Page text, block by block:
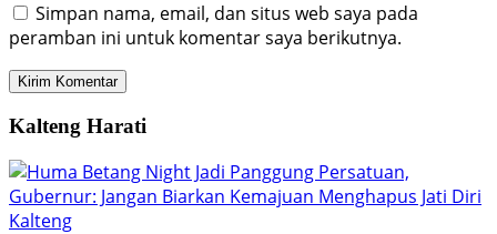
Simpan nama, email, dan situs web saya pada
peramban ini untuk komentar saya berikutnya.
Kalteng Harati